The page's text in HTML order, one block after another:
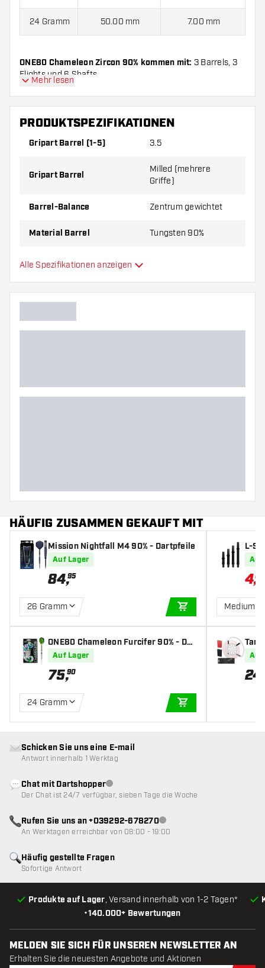
24 Gramm 50.00 mm 7.00 mm
ONE80 Chameleon Zircon 90% kommen mit: 3 Barrels, 3
Flights und 6 Shafts.
Mehr lesen
PRODUKTSPEZIFIKATIONEN
Gripart Barrel (1-5) 3.5
Gripart Barrel
Milled (mehrere
Griffe)
Barrel-Balance Zentrum gewichtet
Material Barrel Tungsten 90%
Gripart Barrelnase
Dartspieler
Barrelform
Alle Spezifikationen anzeigen
HÄUFIG ZUSAMMEN GEKAUFT MIT
Mission Nightfall M4 90% - Dartpfeile
Auf Lager
84,95
26 Gramm
IN DEN
ONE80 Chameleon Furcifer 90% - Dar
tpfeile
Auf Lager
75,90
24 Gramm
L-
k -
Auf
4,67
Medium
Auf
24
•140.000+ Bewertungen
Produkte auf Lager, Versand innerhalb von 1-2 Tagen*
Häufig gestellte Fragen
Sofortige Antwort
Schicken Sie uns eine E-mail
Antwort innerhalb 1 Werktag
Chat mit DartshopperKundenservice nicht verfügbar
Der Chat ist 24/7 verfügbar, sieben Tage die Woche
Rufen Sie uns an +039292-678270Kundenservice nicht
An Werktagen erreichbar von 08:00 - 19:00
MELDEN SIE SICH FÜR UNSEREN NEWSLETTER AN
Erhalten Sie die neuesten Angebote und Aktionen